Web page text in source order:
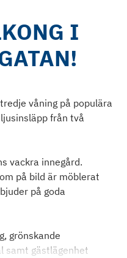
I
våning på populära
från två
vackra innegård.
på bild är möblerat
på goda
grönskande
samt gästlägenhet